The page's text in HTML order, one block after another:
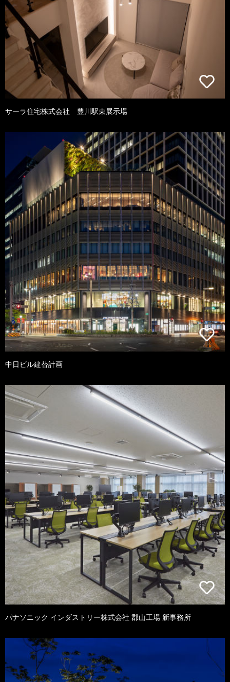
サーラ住宅株式会社 豊川駅東展示場
中日ビル建替計画
パナソニック インダストリー株式会社 郡山工場 新事務所